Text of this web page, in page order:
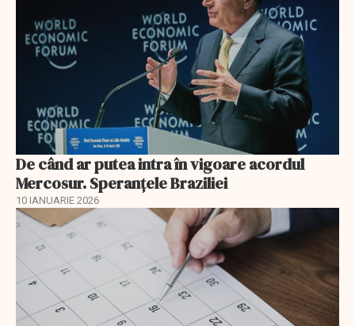
De când ar putea intra în vigoare acordul
Mercosur. Speranțele Braziliei
10 IANUARIE 2026